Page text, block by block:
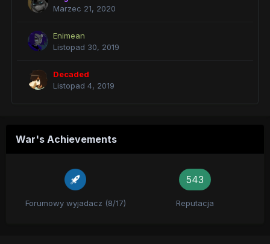
Marzec 21, 2020
Enimean
Listopad 30, 2019
Decaded
Listopad 4, 2019
War's Achievements
Forumowy wyjadacz (8/17)
543
Reputacja